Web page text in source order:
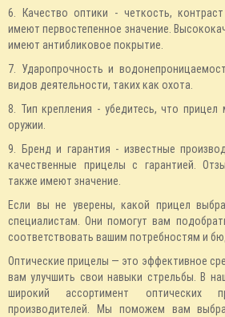
6. Качество оптики - четкость,
имеют первостепенное значение.
имеют антибликовое покрытие.
7. Ударопрочность и
видов деятельности, таких как охота.
8. Тип крепления - убедитесь, что
оружии.
9. Бренд и гарантия - известные
качественные прицелы с гарантией.
также имеют значение.
Если вы не уверены, какой прицел
специалистам. Они помогут вам
соответствовать вашим потребностям и
Оптические прицелы — это эффективное
вам улучшить свои навыки стрельбы. В
широкий ассортимент оптических
производителей. Мы поможем вам